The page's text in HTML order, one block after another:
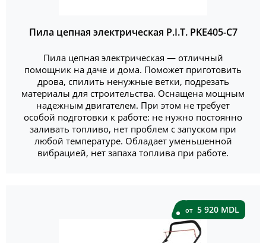
Пила цепная электрическая P.I.T. PKE405-C7
Пила цепная электрическая — отличный
помощник на даче и дома. Поможет приготовить
дрова, спилить ненужные ветки, подрезать
материалы для строительства. Оснащена мощным
надежным двигателем. При этом не требует
особой подготовки к работе: не нужно постоянно
заливать топливо, нет проблем с запуском при
любой температуре. Обладает уменьшенной
вибрацией, нет запаха топлива при работе.
от 5 920 MDL